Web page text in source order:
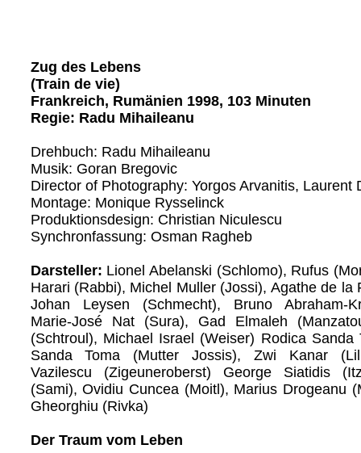
Zug des Lebens
(Train de vie)
Frankreich, Rumänien 1998, 103 Minuten
Regie: Radu Mihaileanu
Drehbuch: Radu Mihaileanu
Musik: Goran Bregovic
Director of Photography: Yorgos Arvanitis, Laurent
Montage: Monique Rysselinck
Produktionsdesign: Christian Niculescu
Synchronfassung: Osman Ragheb
Darsteller: Lionel Abelanski (Schlomo), Rufus
Harari (Rabbi), Michel Muller (Jossi), Agathe de la
Johan Leysen (Schmecht), Bruno Abraham-
Marie-José Nat (Sura), Gad Elmaleh
(Schtroul), Michael Israel (Weiser) Rodica Sanda
Sanda Toma (Mutter Jossis), Zwi Kanar
Vazilescu (Zigeuneroberst) George Siatidis
(Sami), Ovidiu Cuncea (Moitl), Marius Drogeanu
Gheorghiu (Rivka)
Der Traum vom Leben